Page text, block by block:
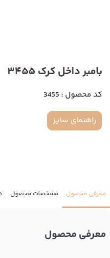
بامبر داخل کرک 3455
کد محصول : 3455
راهنمای سایز
معرفی محصول مشخصات محصول
معرفی محصول